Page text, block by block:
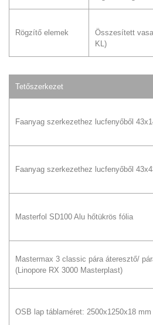
Rögzítő elemek
Összesített
KL)
Tetőszerkezet
Faanyag szerkezethez lucfenyőből
Faanyag szerkezethez lucfenyőből
Masterfol SD100 Alu hőtükrös fólia
Mastermax 3 classic pára áteresztő/
(Linopore RX 3000 Masterplast)
OSB lap táblaméret: 2500x1250x18 mm